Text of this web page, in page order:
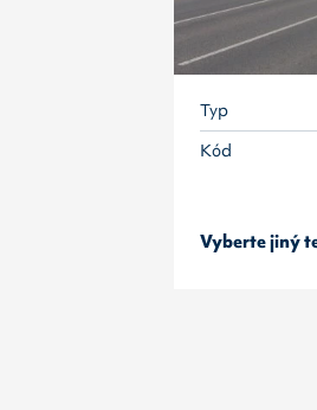
Typ
Kód
Vyberte jiný